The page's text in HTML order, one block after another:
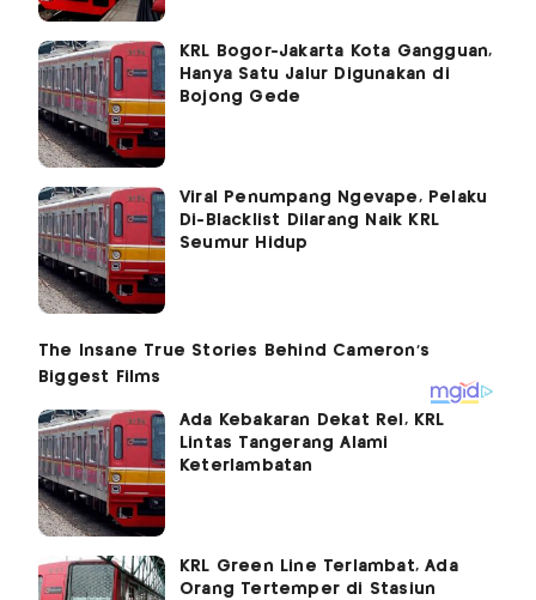
KRL Bogor-Jakarta Kota Gangguan,
Hanya Satu Jalur Digunakan di
Bojong Gede
Viral Penumpang Ngevape, Pelaku
Di-Blacklist Dilarang Naik KRL
Seumur Hidup
Ada Kebakaran Dekat Rel, KRL
Lintas Tangerang Alami
Keterlambatan
KRL Green Line Terlambat, Ada
Orang Tertemper di Stasiun